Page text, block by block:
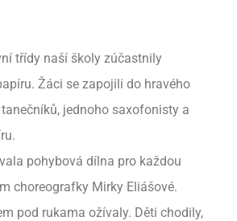
třídy naší školy zúčastnily
Žáci se zapojili do hravého
jednoho saxofonisty a
pohybová dílna pro každou
choreografky Mirky Eliášové.
pod rukama ožívaly. Děti chodily,